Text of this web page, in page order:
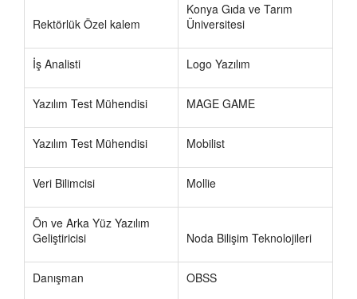
Rektörlük Özel kalem
Konya Gıda ve Tarım
Üniversitesi
İş Analisti Logo Yazılım
Yazılım Test Mühendisi MAGE GAME
Yazılım Test Mühendisi Mobilist
Veri Bilimcisi Mollie
Ön ve Arka Yüz Yazılım
Geliştiricisi
Noda Bilişim Teknolojileri
Danışman OBSS